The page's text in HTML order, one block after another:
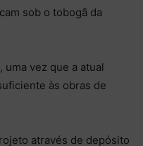
sob o tobogã da
vez que a atual
às obras de
através de depósito